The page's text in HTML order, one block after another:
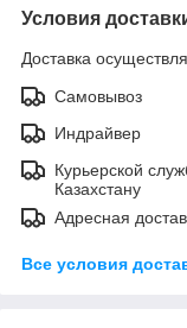
Условия
Доставка
Самовывоз
Индрайвер
Курьерской
Казахстану
Адресная
Все условия